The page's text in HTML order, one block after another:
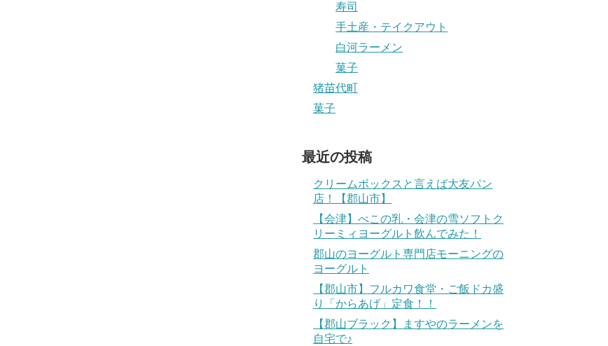
寿司
手土産・テイクアウト
白河ラーメン
菓子
猪苗代町
菓子
最近の投稿
クリームボックスと言えば大友パン
店！【郡山市】
【会津】べこの乳・会津の雪ソフトク
リーミィヨーグルト飲んでみた！
郡山のヨーグルト専門店モーニングの
ヨーグルト
【郡山市】フルカワ食堂・ご飯ドカ盛
り「からあげ」定食！！
【郡山ブラック】ますやのラーメンを
自宅で♪